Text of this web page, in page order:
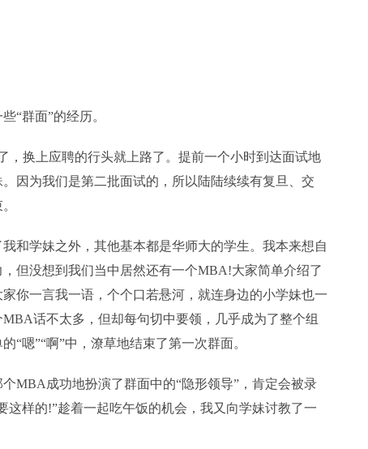
群面”的经历。
换上应聘的行头就上路了。提前一个小时到达面试地
因为我们是第二批面试的，所以陆陆续续有复旦、交
学妹之外，其他基本都是华师大的学生。我本来想自
但没想到我们当中居然还有一个MBA!大家简单介绍了
你一言我一语，个个口若悬河，就连身边的小学妹也一
话不太多，但却每句切中要领，几乎成为了整个组
“嗯”“啊”中，潦草地结束了第一次群面。
成功地扮演了群面中的“隐形领导”，肯定会被录
这样的!”趁着一起吃午饭的机会，我又向学妹讨教了一